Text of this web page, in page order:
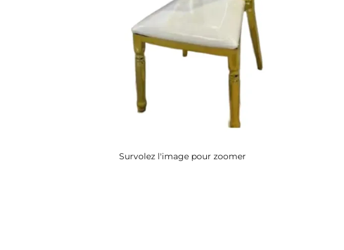
Survolez l'image pour zoomer